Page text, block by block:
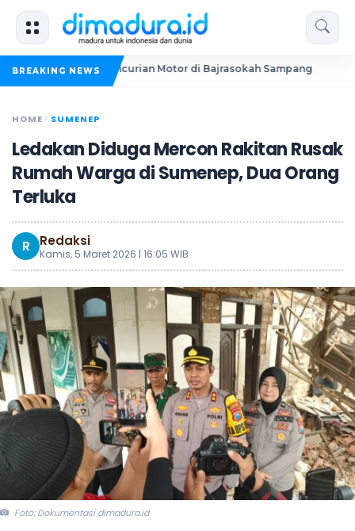
BREAKING NEWS
Pencurian Motor di Bajrasokah Sampang 20
HOME SUMENEP
Ledakan Diduga Mercon Rakitan Rusak
Rumah Warga di Sumenep, Dua Orang
Terluka
R Redaksi
Kamis, 5 Maret 2026 | 16:05 WIB
Foto: Dokumentasi dimadura.id